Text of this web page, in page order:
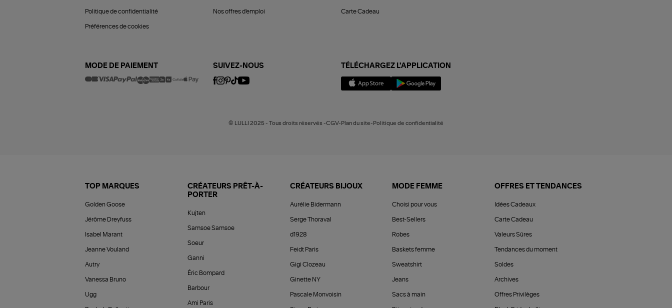
Politique de confidentialité
Préférences de cookies
Nos offres d'emploi Carte Cadeau
MODE DE PAIEMENT SUIVEZ-NOUS TÉLÉCHARGEZ L'APPLICATION
© LULLI 2025 - Tous droits réservés -CGV-Plan du site-Politique de confidentialité
TOP MARQUES
Golden Goose
Jérôme Dreyfuss
Isabel Marant
Jeanne Vouland
Autry
Vanessa Bruno
Ugg
CRÉATEURS PRÊT-À-
PORTER
Kujten
Samsoe Samsoe
Soeur
Ganni
Éric Bompard
Barbour
Ami Paris
CRÉATEURS BIJOUX
Aurélie Bidermann
Serge Thoraval
d1928
Feidt Paris
Gigi Clozeau
Ginette NY
Pascale Monvoisin
MODE FEMME
Choisi pour vous
Best-Sellers
Robes
Baskets femme
Sweatshirt
Jeans
Sacs à main
OFFRES ET TENDANCES
Idées Cadeaux
Carte Cadeau
Valeurs Sûres
Tendances du moment
Soldes
Archives
Offres Privilèges